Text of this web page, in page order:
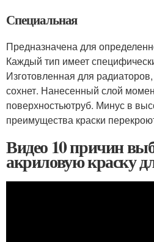
Специальная
Предназначена для
Каждый тип имеет
Изготовленная для
сохнет. Нанесенный слой
поверхностьютруб. Минус в
преимущества краски
Видео 10 причин
акриловую краску